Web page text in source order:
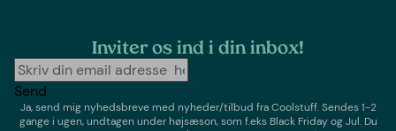
Inviter os ind i din inbox!
Send
Ja, send mig nyhedsbreve med nyheder/tilbud fraCoolstuff. Sendes 1-2
gange i ugen,undtagen under højsæson, som f.eks Black Friday og Jul. Du